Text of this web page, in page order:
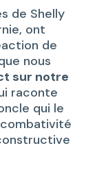
de Shelly
ont
de
nous
sur notre
raconte
qui le